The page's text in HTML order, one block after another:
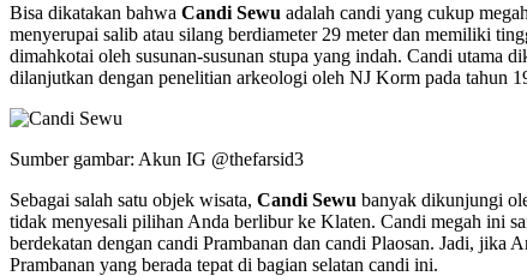
Bisa dikatakan bahwa Candi Sewu adalah candi yang cukup
menyerupai salib atau silang berdiameter 29 meter dan memiliki
dimahkotai oleh susunan-susunan stupa yang indah. Candi
dilanjutkan dengan penelitian arkeologi oleh NJ Korm pada tahun
Sumber gambar: Akun IG @thefarsid3
Sebagai salah satu objek wisata, Candi Sewu banyak dikunjungi
tidak menyesali pilihan Anda berlibur ke Klaten. Candi megah ini
berdekatan dengan candi Prambanan dan candi Plaosan. Jadi, jika
Prambanan yang berada tepat di bagian selatan candi ini.